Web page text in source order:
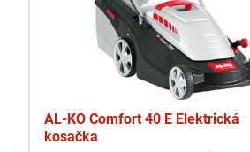
AL-KO Comfort 40 E Elektrická
kosačka